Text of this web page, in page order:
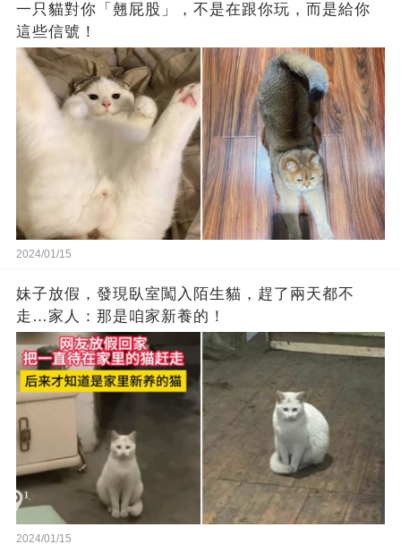
一只貓對你「翹屁股」，不是在跟你玩，而是給你
這些信號！
2024/01/15
妹子放假，發現臥室闖入陌生貓，趕了兩天都不
走…家人：那是咱家新養的！
2024/01/15